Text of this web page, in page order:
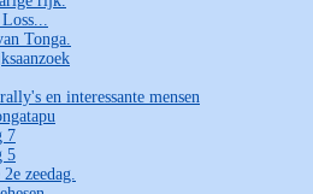
Tonga.
en interessante mensen
7
5
zeedag.